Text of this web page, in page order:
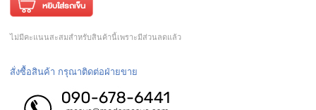
ไม่มีคะแนนสะสมสำหรับสินค้านี้เพราะมีส่วนลดแล้ว
สั่งซื้อสินค้า กรุณาติดต่อฝ่ายขาย